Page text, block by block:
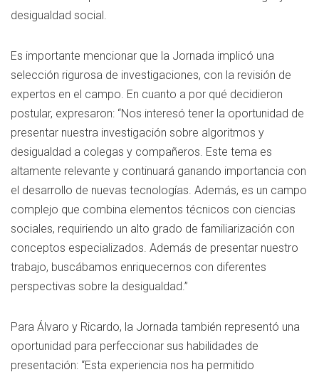
desigualdad social.
Es importante mencionar que la Jornada implicó una
selección rigurosa de investigaciones, con la revisión de
expertos en el campo. En cuanto a por qué decidieron
postular, expresaron: “Nos interesó tener la oportunidad de
presentar nuestra investigación sobre algoritmos y
desigualdad a colegas y compañeros. Este tema es
altamente relevante y continuará ganando importancia con
el desarrollo de nuevas tecnologías. Además, es un campo
complejo que combina elementos técnicos con ciencias
sociales, requiriendo un alto grado de familiarización con
conceptos especializados. Además de presentar nuestro
trabajo, buscábamos enriquecernos con diferentes
perspectivas sobre la desigualdad.”
Para Álvaro y Ricardo, la Jornada también representó una
oportunidad para perfeccionar sus habilidades de
presentación: “Esta experiencia nos ha permitido